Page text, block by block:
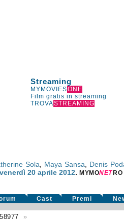
Streaming
MYMOVIESONE
Film gratis in streaming
TROVASTREAMING
Sola Maya Sansa Denis
venerdì 20 aprile 2012.MYMONET RO
Cast Premi
»